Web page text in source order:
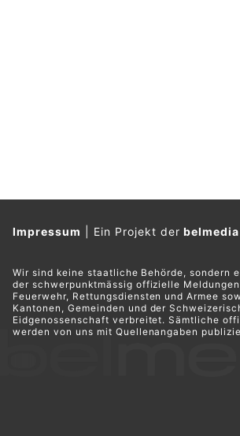
Impressum Ein Projekt derbelmedia
Wir sind keine staatliche Behörde, sondern
der schwerpunktmässig offizielle Meldungen
Feuerwehr, Rettungsdiensten und Armee
Kantonen, Gemeinden und der
Eidgenossenschaft verbreitet. Sämtliche
werden von uns mit Quellenangaben